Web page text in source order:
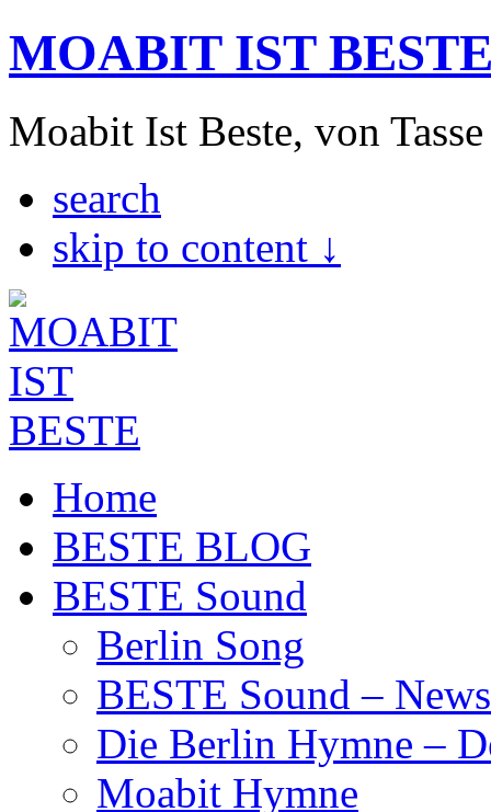
MOABIT IST
Moabit Ist Beste, von
search
skip to content ↓
Home
BESTE BLOG
BESTE Sound
Berlin Song
BESTE Sound –
Die Berlin Hymne –
Moabit Hymne